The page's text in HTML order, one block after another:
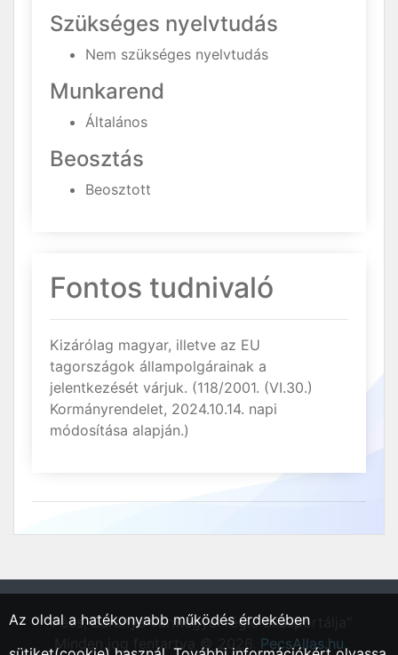
Szükséges nyelvtudás
Nem szükséges nyelvtudás
Munkarend
Általános
Beosztás
Beosztott
Fontos tudnivaló
Kizárólag magyar, illetve az EU
tagországok állampolgárainak a
jelentkezését várjuk. (118/2001. (VI.30.)
Kormányrendelet, 2024.10.14. napi
módosítása alapján.)
"Pécs, Baranya vármegyei régió állásportálja"
Minden jog fentartva © 2026. PecsAllas.hu
Az oldal a hatékonyabb működés érdekében